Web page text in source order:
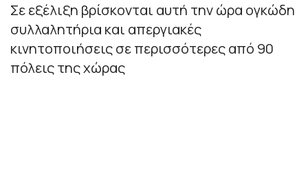
Σε εξέλιξη βρίσκονται αυτή την ώρα ογκώδη
συλλαλητήρια και απεργιακές
κινητοποιήσεις σε περισσότερες από 90
πόλεις της χώρας